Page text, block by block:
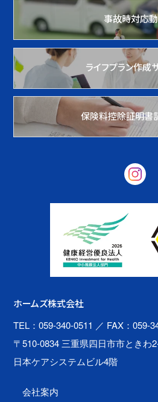
事故時対応
ライフプラン作成
保険料控除証明書
ホームズ株式会社
TEL：059-340-0511 ／ FAX：059-
〒510-0834 三重県四日市市ときわ
日本ケアシステムビル4階
会社案内